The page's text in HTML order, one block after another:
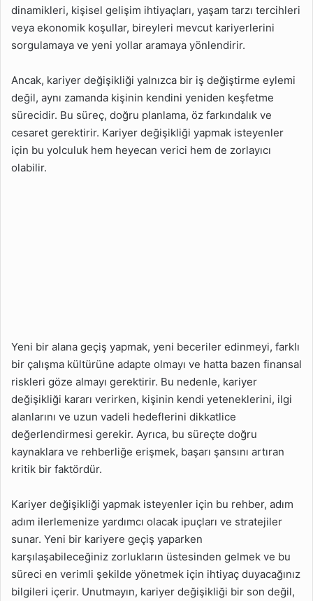
Yeni Bir Kariyer İçin Hangi
Becerileri Geliştirmeliyim?
Kariyer Değişikliği
Neden Önemlidir?
Kariyer Değişikliği
Yaparken Finansal
Planlama Nasıl Yapılır?
Kariyer Değişikliği
Yaparken
Eğitim Programlarına
Katılmalı mıyım?
Kariyer Değişikliği
Yaparken İş Arama
Sürecini Nasıl
Yönetmeliyim?
Kariyer Değişikliğinde
Dikkat Edilecek 30 Husus
Kariyer Değişikliği İçin
Kendime Nasıl Zaman
Tanımalıyım?
dinamikleri, kişisel gelişim ihtiyaçları, yaşam tarzı tercihleri
veya ekonomik koşullar, bireyleri mevcut kariyerlerini
sorgulamaya ve yeni yollar aramaya yönlendirir.
Ancak, kariyer değişikliği yalnızca bir iş değiştirme eylemi
değil, aynı zamanda kişinin kendini yeniden keşfetme
sürecidir. Bu süreç, doğru planlama, öz farkındalık ve
cesaret gerektirir. Kariyer değişikliği yapmak isteyenler
için bu yolculuk hem heyecan verici hem de zorlayıcı
olabilir.
Yeni bir alana geçiş yapmak, yeni beceriler edinmeyi, farklı
bir çalışma kültürüne adapte olmayı ve hatta bazen finansal
riskleri göze almayı gerektirir. Bu nedenle, kariyer
değişikliği kararı verirken, kişinin kendi yeteneklerini, ilgi
alanlarını ve uzun vadeli hedeflerini dikkatlice
değerlendirmesi gerekir. Ayrıca, bu süreçte doğru
kaynaklara ve rehberliğe erişmek, başarı şansını artıran
kritik bir faktördür.
Kariyer değişikliği yapmak isteyenler için bu rehber, adım
adım ilerlemenize yardımcı olacak ipuçları ve stratejiler
sunar. Yeni bir kariyere geçiş yaparken
karşılaşabileceğiniz zorlukların üstesinden gelmek ve bu
süreci en verimli şekilde yönetmek için ihtiyaç duyacağınız
bilgileri içerir. Unutmayın, kariyer değişikliği bir son değil,